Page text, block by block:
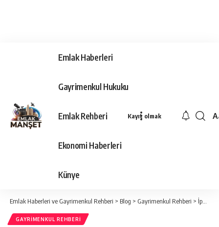
Emlak Haberleri
Gayrimenkul Hukuku
Emlak Rehberi
Ekonomi Haberleri
Künye
Kayıt olmak
Emlak Haberleri ve Gayrimenkul Rehberi > Blog > Gayrimenkul Rehberi > İpotek Nedir?
GAYRIMENKUL REHBERI